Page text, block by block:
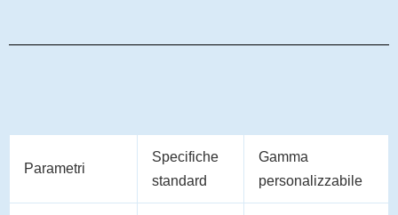
Parametri
Specifiche
standard
Gamma
personalizzabile